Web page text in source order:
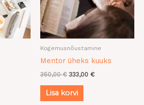
Kogemusnõustamine
Mentor üheks kuuks
350,00€ 333,00 €
Lisa korvi